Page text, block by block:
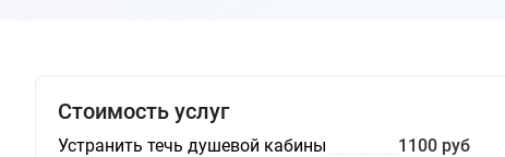
Стоимость услуг
Устранить течь душевой кабины 1100 руб